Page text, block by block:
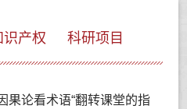
识产权 科研项目
果论看术语“翻转课堂的指